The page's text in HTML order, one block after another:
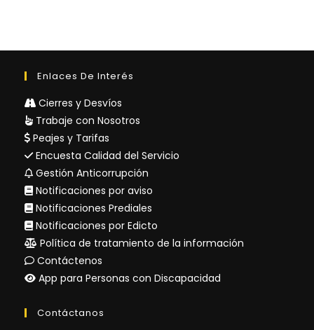
Enlaces De Interés
Cierres y Desvíos
Trabaje con Nosotros
Peajes y Tarifas
Encuesta Calidad del Servicio
Gestión Anticorrupción
Notificaciones por aviso
Notificaciones Prediales
Notificaciones por Edicto
Política de tratamiento de la información
Contáctenos
App para Personas con Discapacidad
Contáctanos